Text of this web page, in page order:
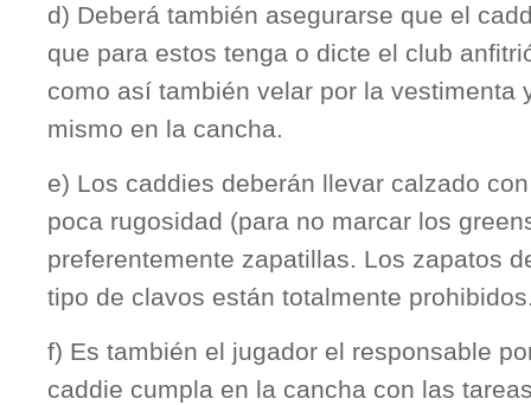
d) Deberá también asegurarse que el
que para estos tenga o dicte el club
como así también velar por la vestimenta
mismo en la cancha.
e) Los caddies deberán llevar calzado
poca rugosidad (para no marcar los
preferentemente zapatillas. Los zapatos
tipo de clavos están totalmente
f) Es también el jugador el responsable
caddie cumpla en la cancha con las